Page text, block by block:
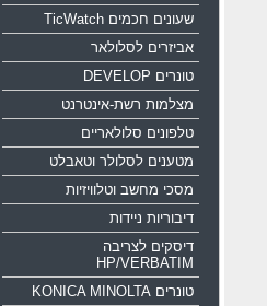
שעונים חכמים TicWatch
אביזרים לסלולאר
טונרים DEVELOP
מצלמות רשת-אינטרנט
טלפונים סלולאריים
מטענים לסלולר וטאבלט
מסכי מחשב וטלוויזיות
דיבוריות ניידות
דיסקים לצריבה
HP/VERBATIM
טונרים KONICA MINOLTA